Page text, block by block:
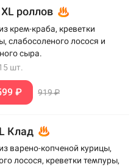
XL роллов
крем-краба, креветки
слабосоленого лосося и
сыра.
шт.
₽ 919 ₽
Клад
варено-копченой курицы,
лосося, креветки темпуры,